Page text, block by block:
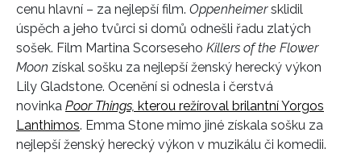
cenu hlavní – za nejlepší film. Oppenheimersklidil
úspěch a jeho tvůrci si domů odnešli řadu zlatých
sošek. Film Martina Scorseseho Killers of the Flower
Moon získal sošku za nejlepší ženský herecký výkon
Lily Gladstone. Ocenění si odnesla i čerstvá
novinka Poor Things, kterou režíroval brilantní Yorgos
Lanthimos. Emma Stone mimo jiné získala sošku za
nejlepší ženský herecký výkon v muzikálu či komedii.